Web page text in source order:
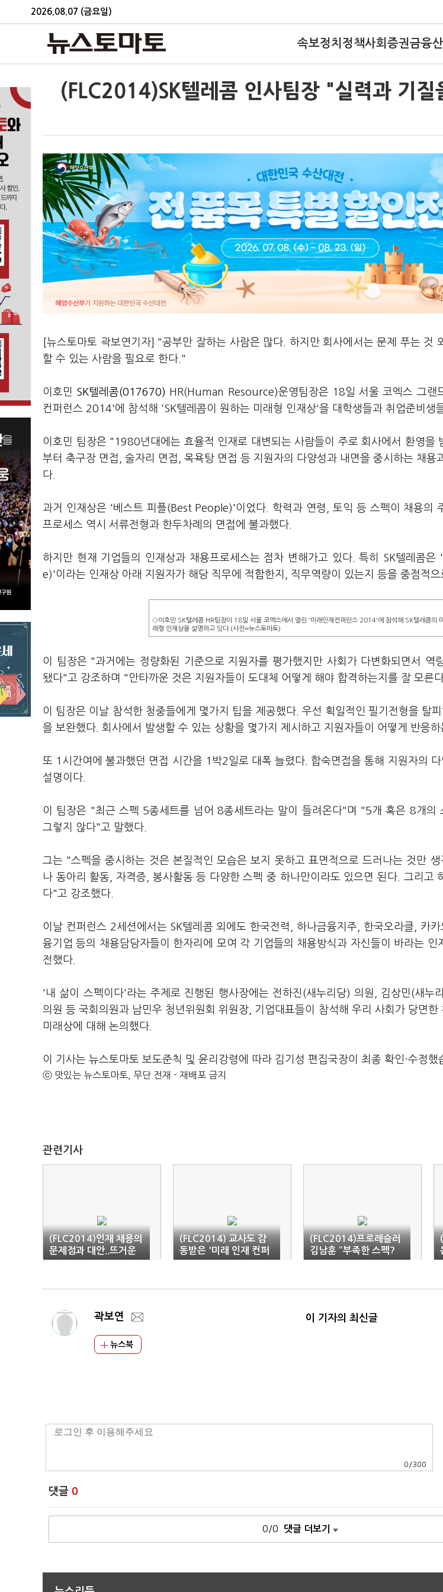
2026.08.07 (금요일)
속보정치 정책사회 증권금융
(FLC2014)SK텔레콤 인사팀장 "실력과 기질
[뉴스토마토 곽보연기자] "공부만 잘하는 사람은 많다. 하지만 회사에서는 문제 푸는 것
할 수 있는 사람을 필요로 한다."
이호민 SK텔레콤(017670)
HR(Human Resource)운영팀장은 18일 서울 코엑스 그랜
컨퍼런스 2014'에 참석해 'SK텔레콤이 원하는 미래형 인재상'을 대학생들과 취업준비생
이호민 팀장은 "1980년대에는 효율적 인재로 대변되는 사람들이 주로 회사에서 환영을
부터 축구장 면접, 술자리 면접, 목욕탕 면접 등 지원자의 다양성과 내면을 중시하는 채용
다.
과거 인재상은 '베스트 피플(Best People)'이었다. 학력과 연령, 토익 등 스펙이 채용의
프로세스 역시 서류전형과 한두차례의 면접에 불과했다.
하지만 현재 기업들의 인재상과 채용프로세스는 점차 변해가고 있다. 특히 SK텔레콤은
e)'이라는 인재상 아래 지원자가 해당 직무에 적합한지, 직무역량이 있는지 등을 중점적으
◇이호민 SK텔레콤 HR팀장이 18일 서울 코엑스에서 열린 '미래인재컨퍼런스 2014'에 참석해 SK텔레콤의 미
래형 인재상을 설명하고 있다.(사진=뉴스토마토)
이 팀장은 "과거에는 정량화된 기준으로 지원자를 평가했지만 사회가 다변화되면서 역
됐다"고 강조하며 "안타까운 것은 지원자들이 도대체 어떻게 해야 합격하는지를 잘 모른
이 팀장은 이날 참석한 청중들에게 몇가지 팁을 제공했다. 우선 획일적인 필기전형을 탈
을 보완했다. 회사에서 발생할 수 있는 상황을 몇가지 제시하고 지원자들이 어떻게 반응하
또 1시간여에 불과했던 면접 시간을 1박2일로 대폭 늘렸다. 합숙면접을 통해 지원자의
설명이다.
이 팀장은 "최근 스펙 5종세트를 넘어 8종세트라는 말이 들려온다"며 "5개 혹은 8개의
그렇지 않다"고 말했다.
그는 "스펙을 중시하는 것은 본질적인 모습은 보지 못하고 표면적으로 드러나는 것만 생
나 동아리 활동, 자격증, 봉사활동 등 다양한 스펙 중 하나만이라도 있으면 된다. 그리고
다"고 강조했다.
이날 컨퍼런스 2세션에서는 SK텔레콤 외에도 한국전력, 하나금융지주, 한국오라클, 카
융기업 등의 채용담당자들이 한자리에 모여 각 기업들의 채용방식과 자신들이 바라는 인
전했다.
'내 삶이 스펙이다'라는 주제로 진행된 행사장에는 전하진(새누리당) 의원, 김상민(새누
의원 등 국회의원과 남민우 청년위원회 위원장, 기업대표들이 참석해 우리 사회가 당면한
미래상에 대해 논의했다.
이 기사는 뉴스토마토 보도준칙 및 윤리강령에 따라 김기성 편집국장이 최종 확인·수정했
ⓒ 맛있는 뉴스토마토, 무단 전재 - 재배포 금지
관련기사
(FLC2014)인재 채용의
문제점과 대안..뜨거운
열기
(FLC2014) 교사도 감
동받은 '미래 인재 컨퍼
런스'
(FLC2014)프로레슬러
김남훈 “부족한 스펙?
열정으로 극복”
곽보연
뉴스북
이 기자의 최신글
0 /300
댓글 0
0/0 댓글 더보기